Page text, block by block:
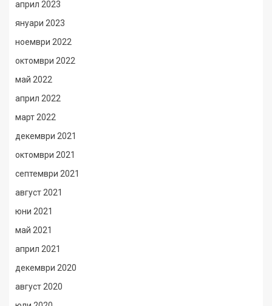
април 2023
януари 2023
ноември 2022
октомври 2022
май 2022
април 2022
март 2022
декември 2021
октомври 2021
септември 2021
август 2021
юни 2021
май 2021
април 2021
декември 2020
август 2020